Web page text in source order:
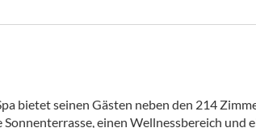
bietet seinen Gästen neben den 214
Sonnenterrasse, einen Wellnessbereich und